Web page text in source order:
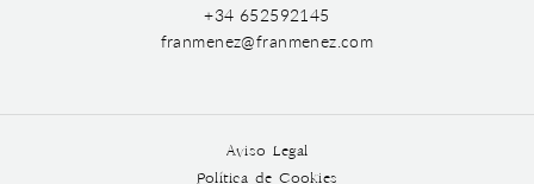
+34 652592145
franmenez@franmenez.com
Aviso Legal
Política de Cookies